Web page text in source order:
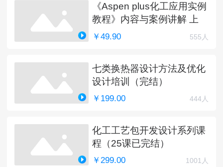
《Aspen plus化工应用实例
教程》内容与案例讲解 上
￥49.90 555人
七类换热器设计方法及优化
设计培训（完结）
￥199.00 444人
化工工艺包开发设计系列课
程（25课已完结）
￥299.00 1001人